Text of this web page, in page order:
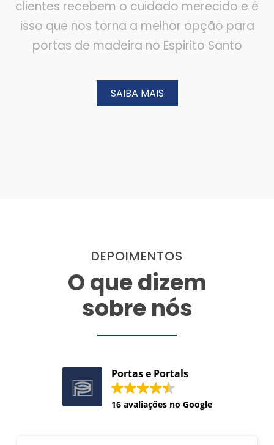
clientes recebem o cuidado merecido e é
isso que nos torna a melhor opção para
portas de madeira no Espirito Santo
SAIBA MAIS
DEPOIMENTOS
O que dizem
sobre nós
Portas e Portals
16 avaliações no Google